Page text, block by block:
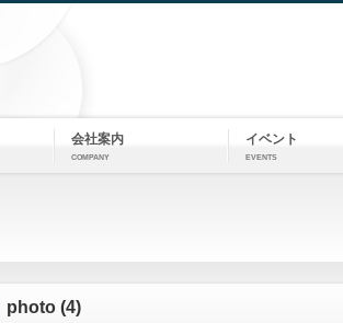
会社案内
COMPANY
イベント
EVENTS
photo (4)